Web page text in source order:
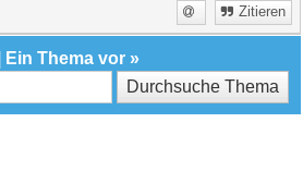
Zitieren
Ein Thema vor »